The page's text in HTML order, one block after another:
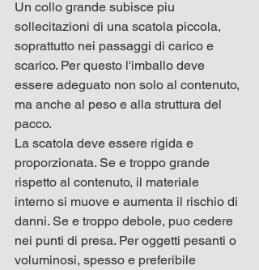
Un collo grande subisce piu
sollecitazioni di una scatola piccola,
soprattutto nei passaggi di carico e
scarico. Per questo l'imballo deve
essere adeguato non solo al contenuto,
ma anche al peso e alla struttura del
pacco.
La scatola deve essere rigida e
proporzionata. Se e troppo grande
rispetto al contenuto, il materiale
interno si muove e aumenta il rischio di
danni. Se e troppo debole, puo cedere
nei punti di presa. Per oggetti pesanti o
voluminosi, spesso e preferibile